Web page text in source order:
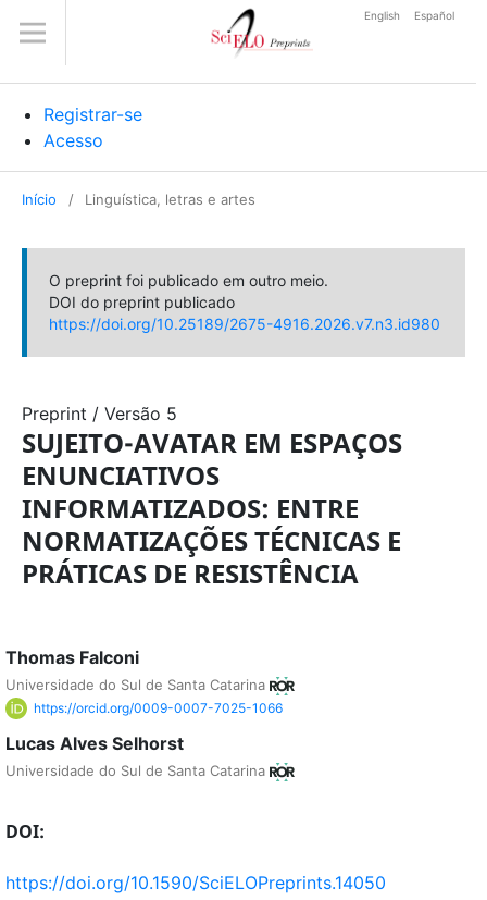
Registrar-se
Acesso
English Español
Início / Linguística, letras e artes
O preprint foi publicado em outro meio.
DOI do preprint publicado
https://doi.org/10.25189/2675-4916.2026.v7.n3.id980
Preprint / Versão 5
SUJEITO-AVATAR EM ESPAÇOS
ENUNCIATIVOS
INFORMATIZADOS: ENTRE
NORMATIZAÇÕES TÉCNICAS E
PRÁTICAS DE RESISTÊNCIA
Thomas Falconi
Universidade do Sul de Santa Catarina
https://orcid.org/0009-0007-7025-1066
Lucas Alves Selhorst
Universidade do Sul de Santa Catarina
DOI:
https://doi.org/10.1590/SciELOPreprints.14050